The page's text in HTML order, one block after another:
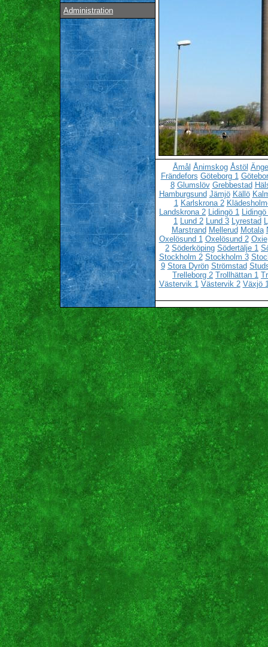
Administration
Åmål Ånimskog Åstöl
Frändefors Göteborg 1
8 Glumslöv Grebbestad
Hamburgsund Jämjö Källö
1 Karlskrona 2
Landskrona 2 Lidingö 1 Lidingö
1 Lund 2 Lund 3 Lyrestad
Marstrand Mellerud Motala
Oxelösund 1 Oxelösund 2 Oxie
2 Söderköping Södertälje 1
Stockholm 2 Stockholm 3
9 Stora Dyrön Strömstad
Trelleborg 2 Trollhättan 1
Västervik 1 Västervik 2 Växjö